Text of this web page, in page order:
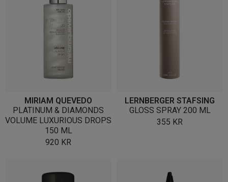
MIRIAM QUEVEDO
PLATINUM & DIAMONDS
VOLUME LUXURIOUS DROPS
150 ML
920 KR
LERNBERGER STAFSING
GLOSS SPRAY 200 ML
355 KR